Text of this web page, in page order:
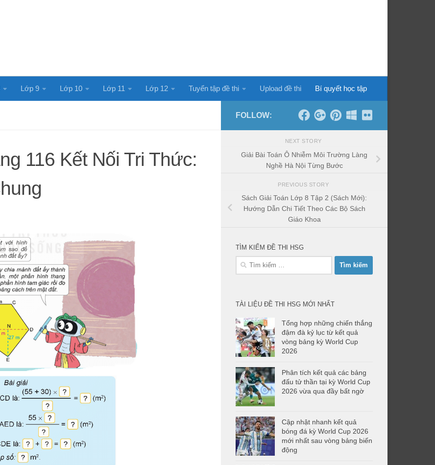
Lớp 9 Lớp 10 Lớp 11 Lớp 12 Tuyển tập đề thi Upload đề thi Bí quyết học tập
116 Kết Nối Tri Thức:
FOLLOW:
NEXT STORY
Giải Bài Toán Ô Nhiễm Môi Trường Làng
Nghề Hà Nội Từng Bước
PREVIOUS STORY
Sách Giải Toán Lớp 8 Tập 2 (Sách Mới):
Hướng Dẫn Chi Tiết Theo Các Bộ Sách
Giáo Khoa
TÌM KIẾM ĐỀ THI HSG
Tìm
TÀI LIỆU ĐỀ THI HSG MỚI NHẤT
Tổng hợp những chiến thắng
đậm đà kỷ lục từ kết quả
vòng bảng kỳ World Cup
2026
Phân tích kết quả các bảng
đấu tử thần tại kỳ World Cup
2026 vừa qua đầy bất ngờ
Cập nhật nhanh kết quả
bóng đá kỳ World Cup 2026
mới nhất sau vòng bảng biến
động